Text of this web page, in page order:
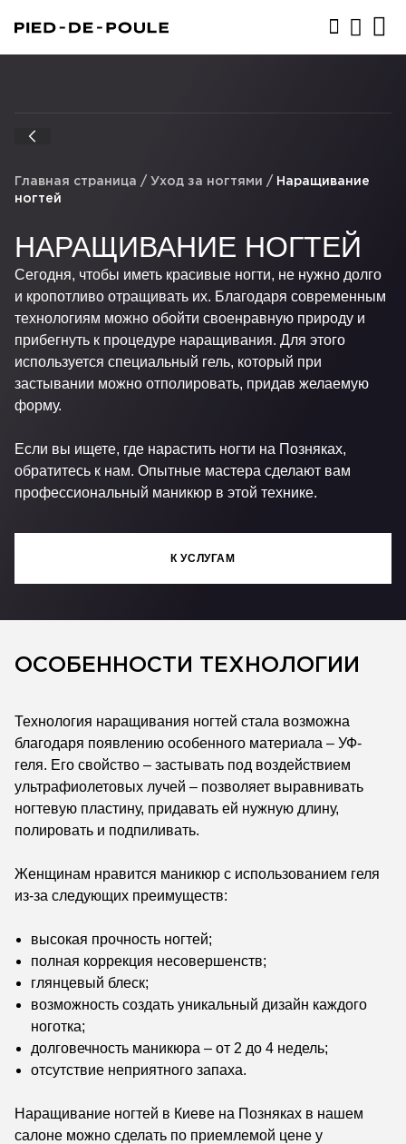
Главная страница / Уход за ногтями / Наращивание
ногтей
НАРАЩИВАНИЕ НОГТЕЙ
Сегодня, чтобы иметь красивые ногти, не нужно долго
и кропотливо отращивать их. Благодаря современным
технологиям можно обойти своенравную природу и
прибегнуть к процедуре наращивания. Для этого
используется специальный гель, который при
застывании можно отполировать, придав желаемую
форму.
Если вы ищете, где нарастить ногти на Позняках,
обратитесь к нам. Опытные мастера сделают вам
профессиональный маникюр в этой технике.
К УСЛУГАМ
ОСОБЕННОСТИ ТЕХНОЛОГИИ
Технология наращивания ногтей стала возможна
благодаря появлению особенного материала – УФ-
геля. Его свойство – застывать под воздействием
ультрафиолетовых лучей – позволяет выравнивать
ногтевую пластину, придавать ей нужную длину,
полировать и подпиливать.
Женщинам нравится маникюр с использованием геля
из-за следующих преимуществ:
высокая прочность ногтей;
полная коррекция несовершенств;
глянцевый блеск;
возможность создать уникальный дизайн каждого
ноготка;
долговечность маникюра – от 2 до 4 недель;
отсутствие неприятного запаха.
Наращивание ногтей в Киеве на Позняках в нашем
салоне можно сделать по приемлемой цене у